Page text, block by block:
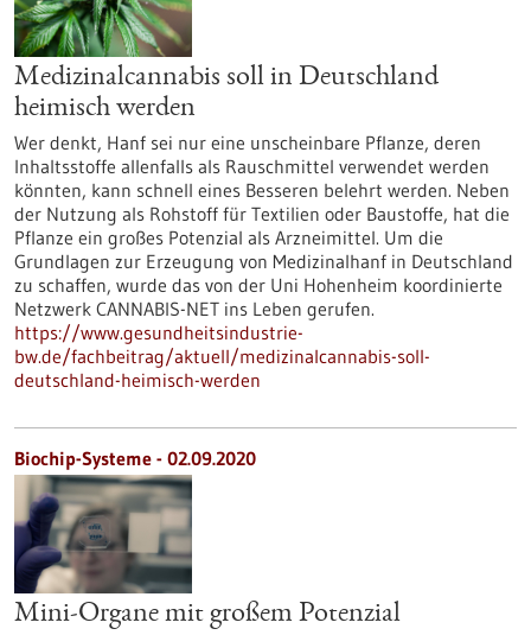
Medizinalcannabis soll in Deutschland
heimisch werden
Wer denkt, Hanf sei nur eine unscheinbare Pflanze, deren
Inhaltsstoffe allenfalls als Rauschmittel verwendet werden
könnten, kann schnell eines Besseren belehrt werden. Neben
der Nutzung als Rohstoff für Textilien oder Baustoffe, hat die
Pflanze ein großes Potenzial als Arzneimittel. Um die
Grundlagen zur Erzeugung von Medizinalhanf in Deutschland
zu schaffen, wurde das von der Uni Hohenheim koordinierte
Netzwerk CANNABIS-NET ins Leben gerufen.
https://www.gesundheitsindustrie-
bw.de/fachbeitrag/aktuell/medizinalcannabis-soll-
deutschland-heimisch-werden
Biochip-Systeme - 02.09.2020
Mini-Organe mit großem Potenzial